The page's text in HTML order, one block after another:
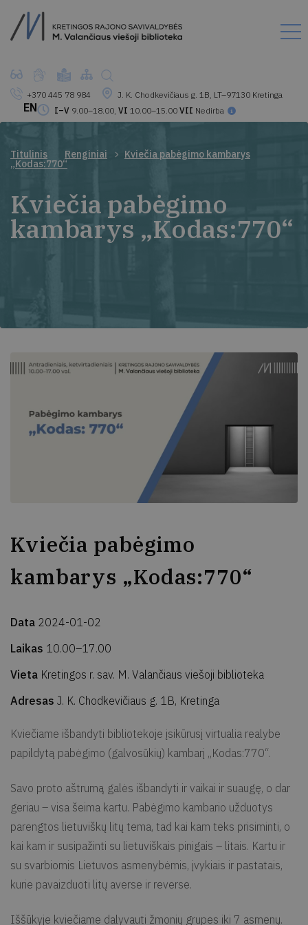
+370 445 78 984
J. K. Chodkevičiaus g. 1B, LT–97130 Kretinga
I–V 9.00–18.00, VI 10.00–15.00 VII Nedirba
EN
Titulinis Renginiai Kviečia pabėgimo kambarys
„Kodas:770“
Kviečia pabėgimo
kambarys „Kodas:770“
Kviečia pabėgimo
kambarys „Kodas:770“
Data 2024-01-02
Laikas 10.00–17.00
Vieta Kretingos r. sav. M. Valančiaus viešoji biblioteka
Adresas J. K. Chodkevičiaus g. 1B, Kretinga
Kviečiame išbandyti bibliotekoje įsikūrusį virtualia realybe
papildytą pabėgimo (galvosūkių) kambarį „Kodas:770“.
Savo proto aštrumą galės išbandyti ir vaikai ir suaugę, o dar
geriau – visa šeima kartu. Pabėgimo kambario užduotys
parengtos lietuviškų litų tema, tad kai kam teks prisiminti, o
kai kam ir susipažinti su lietuviškais pinigais – litais. Kartu ir
su svarbiomis Lietuvos asmenybėmis, įvykiais ir pastatais,
kurie pavaizduoti litų averse ir reverse.
Iššūkyje kviečiame dalyvauti žmonių grupes iki 7 asmenų.